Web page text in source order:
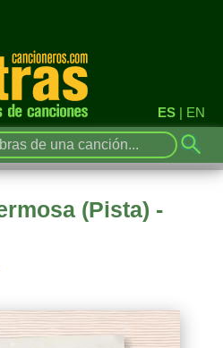
ES | EN
(Pista) -